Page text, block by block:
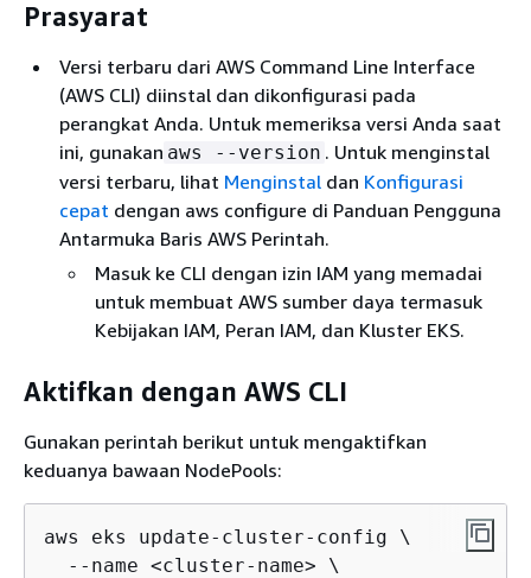
Prasyarat
Versi terbaru dari AWS Command Line Interface
(AWS CLI) diinstal dan dikonfigurasi pada
perangkat Anda. Untuk memeriksa versi Anda saat
ini, gunakan aws --version . Untuk menginstal
versi terbaru, lihat Menginstal dan Konfigurasi
cepat dengan aws configure di Panduan Pengguna
Antarmuka Baris AWS Perintah.
Masuk ke CLI dengan izin IAM yang memadai
untuk membuat AWS sumber daya termasuk
Kebijakan IAM, Peran IAM, dan Kluster EKS.
Aktifkan dengan AWS CLI
Gunakan perintah berikut untuk mengaktifkan
keduanya bawaan NodePools:
aws eks update-cluster-config \
  --name <cluster-name> \